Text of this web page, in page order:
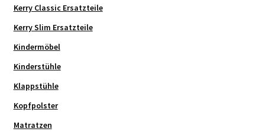
Kerry Classic Ersatzteile
Kerry Slim Ersatzteile
Kindermöbel
Kinderstühle
Klappstühle
Kopfpolster
Matratzen